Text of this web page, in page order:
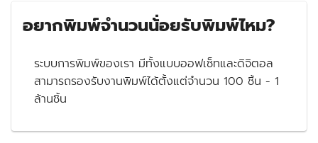
อยากพิมพ์จำนวนน้่อยรับพิมพ์ไหม?
ระบบการพิมพ์ของเรา มีทั้งแบบออฟเซ็ทและดิจิตอล
สามารถรองรับงานพิมพ์ได้ตั้งแต่จำนวน 100 ชิ้น - 1
ล้านชิ้น